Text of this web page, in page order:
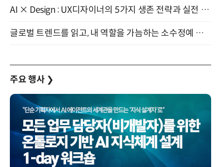
AI × Design : UX디자이너의 5가지 생존 전략과 실전 대응 8월 28일 개최
글로벌 트렌드를 읽고, 내 역할을 가늠하는 소수정예 실습 워크숍 (8/28)
주요 행사 ❯